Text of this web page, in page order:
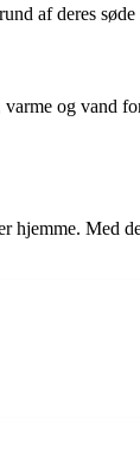
af deres søde
og
Med